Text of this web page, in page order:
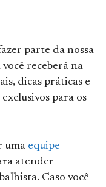
parte da nossa
você receberá na
dicas práticas e
para os
uma equipe
atender
Caso você